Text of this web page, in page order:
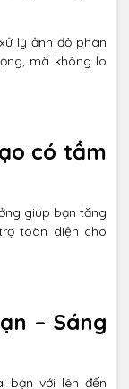
lý ảnh độ phân
mà không lo
có tầm
giúp bạn tăng
toàn diện cho
– Sáng
bạn với lên đến